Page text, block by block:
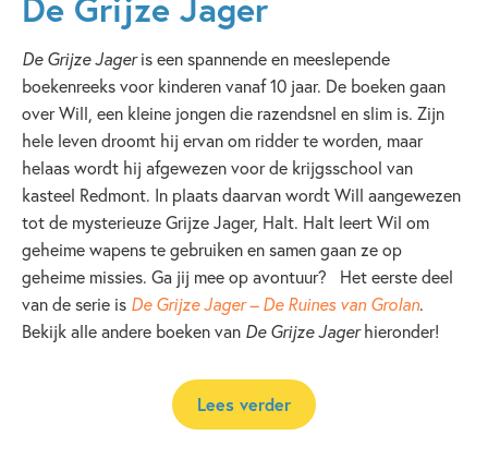
De Grijze Jageris een spannende en meeslepende
boekenreeks voor kinderen vanaf 10 jaar. De boeken gaan
over Will, een kleine jongen die razendsnel en slim is. Zijn
hele leven droomt hij ervan om ridder te worden, maar
helaas wordt hij afgewezen voor de krijgsschool van
kasteel Redmont. In plaats daarvan wordt Will aangewezen
tot de mysterieuze Grijze Jager, Halt. Halt leert Wil om
geheime wapens te gebruiken en samen gaan ze op
geheime missies. Ga jij mee op avontuur? Het eerste deel
van de serie is De Grijze Jager – De Ruines van Grolan.
Bekijk alle andere boeken van De Grijze Jagerhieronder!
Lees verder